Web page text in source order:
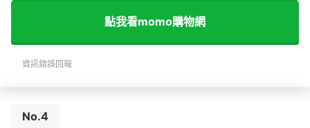
點我看momo購物網
資訊錯誤回報
No.4